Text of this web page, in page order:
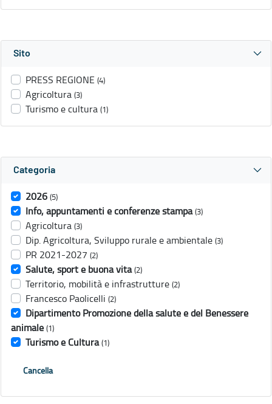
Sito
PRESS REGIONE (4)
Agricoltura (3)
Turismo e cultura (1)
Categoria
2026 (5)
Info, appuntamenti e conferenze stampa (3)
Agricoltura (3)
Dip. Agricoltura, Sviluppo rurale e ambientale (3)
PR 2021-2027 (2)
Salute, sport e buona vita (2)
Territorio, mobilità e infrastrutture (2)
Francesco Paolicelli (2)
Dipartimento Promozione della salute e del Benessere
animale (1)
Turismo e Cultura (1)
Cancella